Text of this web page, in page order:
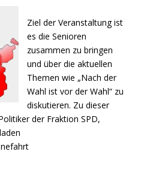
Ziel der Veranstaltung ist
es die Senioren
zusammen zu bringen
und über die aktuellen
Themen wie „Nach der
Wahl ist vor der Wahl“ zu
diskutieren. Zu dieser
der Fraktion SPD,